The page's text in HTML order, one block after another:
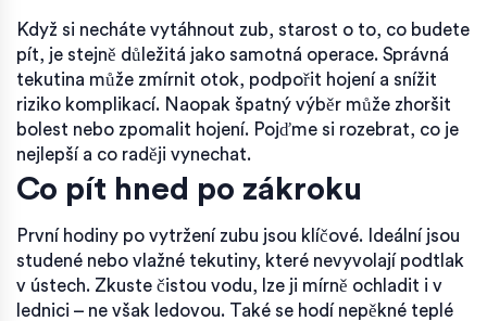
Když si necháte vytáhnout zub, starost o to, co budete
pít, je stejně důležitá jako samotná operace. Správná
tekutina může zmírnit otok, podpořit hojení a snížit
riziko komplikací. Naopak špatný výběr může zhoršit
bolest nebo zpomalit hojení. Pojďme si rozebrat, co je
nejlepší a co raději vynechat.
Co pít hned po zákroku
První hodiny po vytržení zubu jsou klíčové. Ideální jsou
studené nebo vlažné tekutiny, které nevyvolají podtlak
v ústech. Zkuste čistou vodu, lze ji mírně ochladit i v
lednici – ne však ledovou. Také se hodí nepěkné teplé